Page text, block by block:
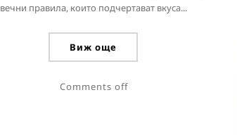
вечни правила, които подчертават вкуса...
Виж още
Comments off